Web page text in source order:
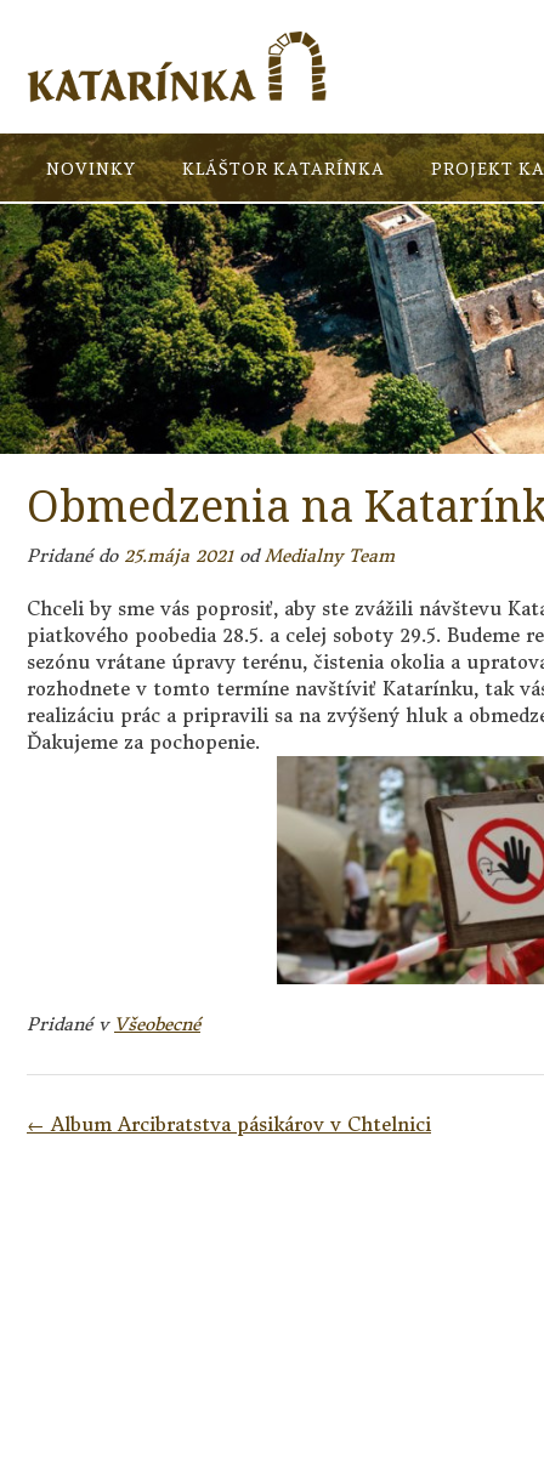
NOVINKY KLÁŠTOR KATARÍNKA PROJEKT
Obmedzenia na
Pridané do 25.mája 2021odMedialny Team
Chceli by sme vás poprosiť, aby ste zvážili návštevu
piatkového poobedia 28.5. a celej soboty 29.5. Budeme
sezónu vrátane úpravy terénu, čistenia okolia a
rozhodnete v tomto termíne navštíviť Katarínku, tak
realizáciu prác a pripravili sa na zvýšený hluk a
Ďakujeme za pochopenie.
Pridané v Všeobecné
Navigácia
← Album Arcibratstva pásikárov v Chtelnici